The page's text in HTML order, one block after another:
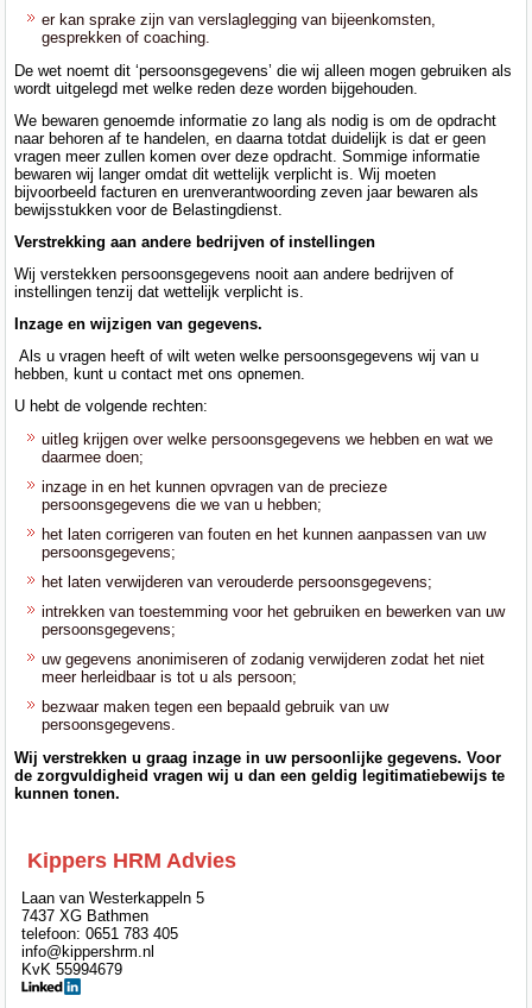
er kan sprake zijn van verslaglegging van bijeenkomsten,
gesprekken of coaching.
De wet noemt dit ‘persoonsgegevens’ die wij alleen mogen gebruiken als
wordt uitgelegd met welke reden deze worden bijgehouden.
We bewaren genoemde informatie zo lang als nodig is om de opdracht
naar behoren af te handelen, en daarna totdat duidelijk is dat er geen
vragen meer zullen komen over deze opdracht. Sommige informatie
bewaren wij langer omdat dit wettelijk verplicht is. Wij moeten
bijvoorbeeld facturen en urenverantwoording zeven jaar bewaren als
bewijsstukken voor de Belastingdienst.
Verstrekking aan andere bedrijven of instellingen
Wij verstekken persoonsgegevens nooit aan andere bedrijven of
instellingen tenzij dat wettelijk verplicht is.
Inzage en wijzigen van gegevens.
Als u vragen heeft of wilt weten welke persoonsgegevens wij van u
hebben, kunt u contact met ons opnemen.
U hebt de volgende rechten:
uitleg krijgen over welke persoonsgegevens we hebben en wat we
daarmee doen;
inzage in en het kunnen opvragen van de precieze
persoonsgegevens die we van u hebben;
het laten corrigeren van fouten en het kunnen aanpassen van uw
persoonsgegevens;
het laten verwijderen van verouderde persoonsgegevens;
intrekken van toestemming voor het gebruiken en bewerken van uw
persoonsgegevens;
uw gegevens anonimiseren of zodanig verwijderen zodat het niet
meer herleidbaar is tot u als persoon;
bezwaar maken tegen een bepaald gebruik van uw
persoonsgegevens.
Wij verstrekken u graag inzage in uw persoonlijke gegevens. Voor
de zorgvuldigheid vragen wij u dan een geldig legitimatiebewijs te
kunnen tonen.
Kippers HRM Advies
Laan van Westerkappeln 5
7437 XG Bathmen
telefoon: 0651 783 405
info@kippershrm.nl
KvK 55994679